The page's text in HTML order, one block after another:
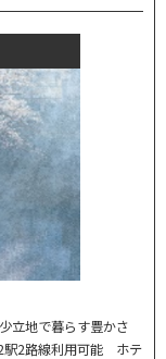
立地で暮らす豊かさ
駅2路線利用可能 ホテ